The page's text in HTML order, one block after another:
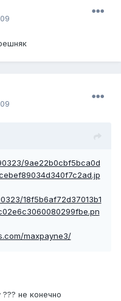
9ae22b0cbf5bca0d
18f5b6af72d37013b1
maxpayne3/
не конечно